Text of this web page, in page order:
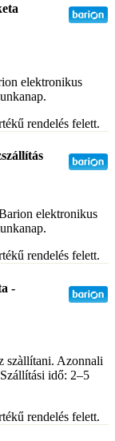
elektronikus
rendelés felett.
elektronikus
rendelés felett.
-
szàllítani. Azonnali
idő: 2–5
rendelés felett.